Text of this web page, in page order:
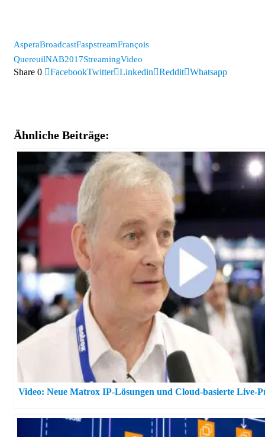
AsperaBroadcastFaspstreamFrançois
QuereuilNAB2017StreamingVideo
Share 0 FacebookTwitter Linkedin Reddit Whatsapp
Ähnliche Beiträge:
Video: Neue Matrox IP-Lösungen und Cloud-basierte Live-